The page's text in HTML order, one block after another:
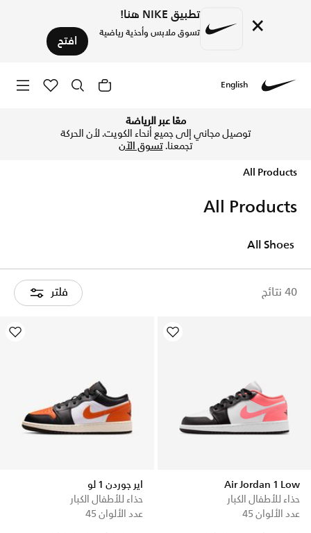
× تطبيق NIKE هنا!
تسوق ملابس وأحذية رياضية افتح
English
معًا عبر الرياضة
توصيل مجاني إلى جميع أنحاء الكويت. لأن الحركة
تجمعنا.تسوق الآن
All Products
All Products
40 نتائج فلتر
All Shoes
Air Jordan 1 Low
حذاء للأطفال الكبار
عدد الألوان 45
اير جوردن 1 لو
حذاء للأطفال الكبار
عدد الألوان 45